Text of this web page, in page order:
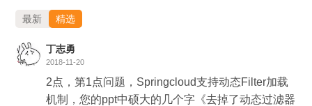
置文件中硬编码后端服务地址（如 localhost:9700）。
务，成功验证了路由与过滤功能。综上，Spring Cloud
Zuul 以牺牲部分生产级特性为代价换取了开发效率，
选型时需根据项目规模权衡便捷性与系统稳定性。
最新 精选
丁志勇
2018-11-20
2点，第1点问题，Springcloud支持动态Filter加载
机制，您的ppt中硕大的几个字《去掉了动态过滤器